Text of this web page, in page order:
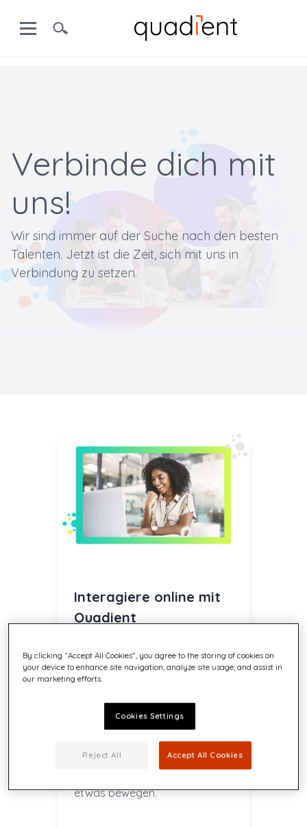
Verbinde dich mit
uns!
Wir sind immer auf der Suche nach den besten
Talenten. Jetzt ist die Zeit, sich mit uns in
Verbindung zu setzen.
Interagiere online mit
Quadient
Media-Kanälen, um die
neuesten Updates, Einblicke
Beteilige dich an der
Diskussion, teile uns deine
Gedanken mit und erfahre, wie
wir in der Welt der
etwas bewegen.
By clicking “Accept All Cookies”, you agree to the storing of cookies on
your device to enhance site navigation, analyze site usage, and assist in
our marketing efforts.
Cookies Settings
Reject All Accept All Cookies